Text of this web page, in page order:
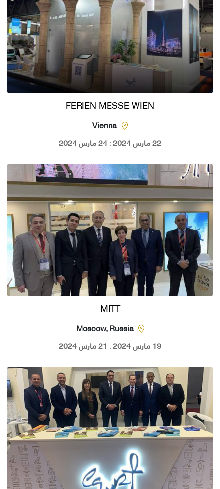
FERIEN MESSE WIEN
Vienna
22 مارس 2024 : 24 مارس 2024
MITT
Moscow, Russia
19 مارس 2024 : 21 مارس 2024